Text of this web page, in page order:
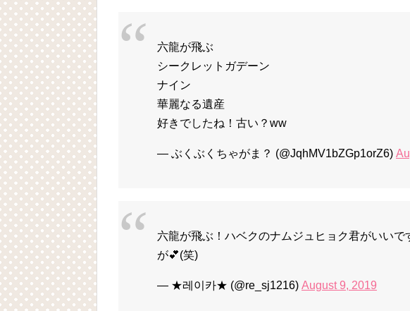
六龍が飛ぶ
シークレットガデーン
ナイン
華麗なる遺産
好きでしたね！古い？ww
— ぶくぶくちゃがま？ (@JqhMV1bZGp1orZ6)
六龍が飛ぶ！ハベクのナムジュヒョク君がいい
が💕(笑)
— ★레이카★ (@re_sj1216) August 9, 2019